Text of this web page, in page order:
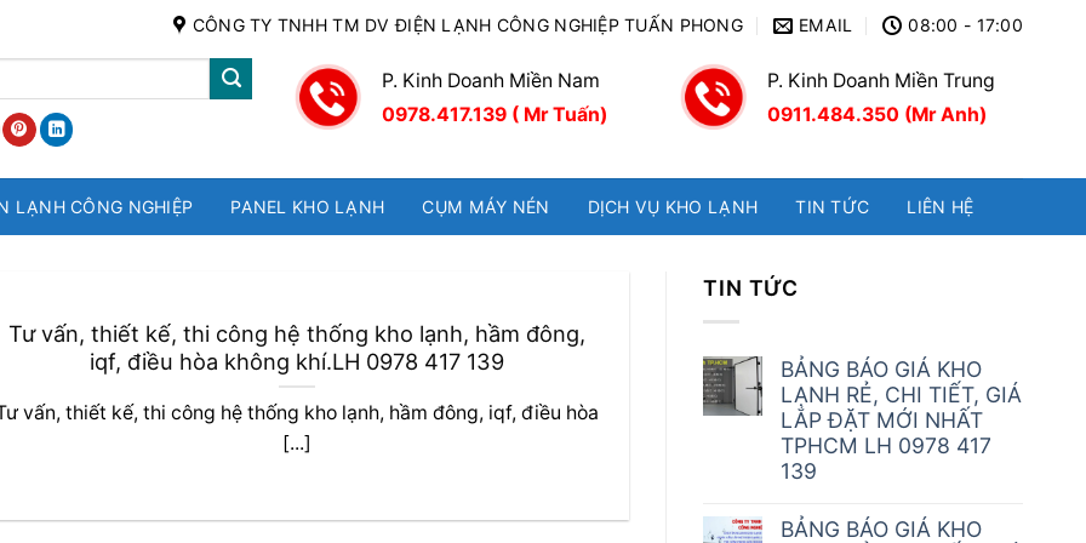
CÔNG TY TNHH TM DV ĐIỆN LẠNH CÔNG NGHIỆP TUẤN PHONG EMAIL 08:00 - 17:00
P. Kinh Doanh Miền Nam
0978.417.139 ( Mr Tuấn)
P. Kinh Doanh Miền Trung
0911.484.350 (Mr Anh)
LẠNH CÔNG NGHIỆP PANEL KHO LẠNH CỤM MÁY NÉN DỊCH VỤ KHO LẠNH TIN TỨC LIÊN HỆ
Tư vấn, thiết kế, thi công hệ thống kho lạnh, hầm đông,
iqf, điều hòa không khí.LH 0978 417 139
vấn, thiết kế, thi công hệ thống kho lạnh, hầm đông, iqf, điều hòa
[...]
TIN TỨC
BẢNG BÁO GIÁ KHO
LẠNH RẺ, CHI TIẾT, GIÁ
LẮP ĐẶT MỚI NHẤT
TPHCM LH 0978 417
139
BẢNG BÁO GIÁ KHO